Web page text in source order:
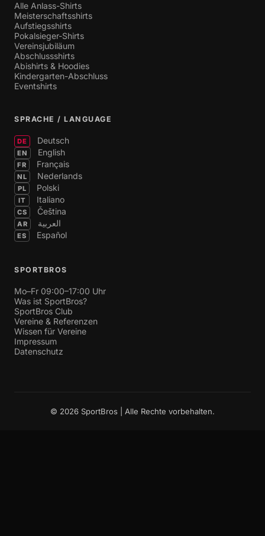
Alle Anlass-Shirts
Meisterschaftsshirts
Aufstiegsshirts
Pokalsieger-Shirts
Vereinsjubiläum
Abschlussshirts
Abishirts & Hoodies
Kindergarten-Abschluss
Eventshirts
SPRACHE / LANGUAGE
DE Deutsch
EN English
FR Français
NL Nederlands
PL Polski
IT Italiano
CS Čeština
AR العربية
ES Español
SPORTBROS
Mo–Fr 09:00–17:00 Uhr
Was ist SportBros?
SportBros Club
Vereine & Referenzen
Wissen für Vereine
Impressum
Datenschutz
© 2026 SportBros | Alle Rechte vorbehalten.